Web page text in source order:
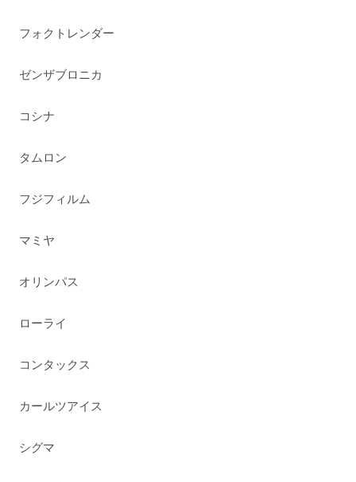
フォクトレンダー
ゼンザブロニカ
コシナ
タムロン
フジフィルム
マミヤ
オリンパス
ローライ
コンタックス
カールツアイス
シグマ